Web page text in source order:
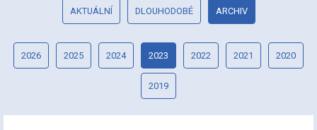
AKTUÁLNÍ DLOUHODOBÉ ARCHIV
2026 2025 2024 2023 2022 2021 2020
2019